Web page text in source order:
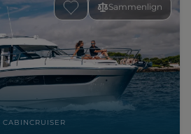
Sammenlign
CABINCRUISER